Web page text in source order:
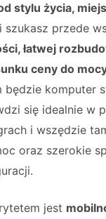
stylu życia,
szukasz przede
łatwej
ceny do
będzie komputer
się idealnie w
i wszędzie
oraz szerokie
jest